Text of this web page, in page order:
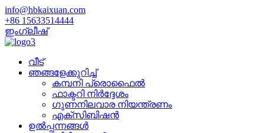
info@hbkaixuan.com
+86 15633514444
ഇംഗ്ലീഷ്
വീട്
ഞങ്ങളേക്കുറിച്ച്
കമ്പനി പ്രൊഫൈൽ
ഫാക്ടറി നിർദ്ദേശം
ഗുണനിലവാര നിയന്ത്രണം
എക്സിബിഷൻ
ഉൽപ്പന്നങ്ങൾ